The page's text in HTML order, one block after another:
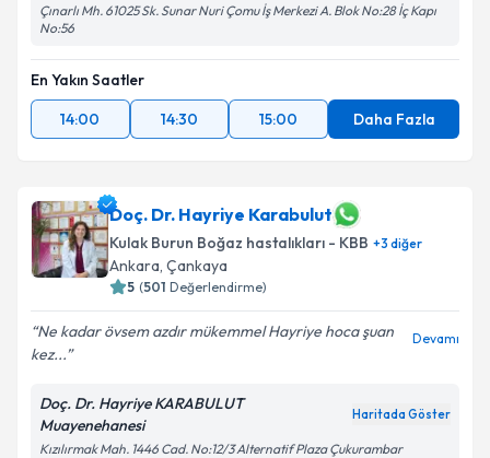
Çınarlı Mh. 61025 Sk. Sunar Nuri Çomu İş Merkezi A. Blok No:28 İç Kapı
No:56
En Yakın Saatler
14:00
14:30 15:00 Daha Fazla
Doç. Dr. Hayriye Karabulut
Kulak Burun Boğaz hastalıkları - KBB +3 diğer
Ankara, Çankaya
5 (501 Değerlendirme)
Ne kadar övsem azdır mükemmel Hayriye hoca şuan
kez...
Devamı
Doç. Dr. Hayriye KARABULUT
Muayenehanesi
Haritada Göster
Kızılırmak Mah. 1446 Cad. No:12/3 Alternatif Plaza Çukurambar